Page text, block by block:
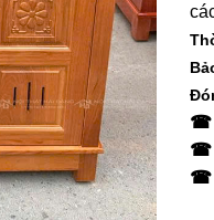
☎
☎
☎